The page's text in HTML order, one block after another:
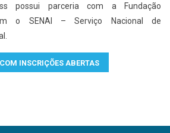
possui parceria com a Fundação
o SENAI – Serviço Nacional de
INSCRIÇÕES ABERTAS